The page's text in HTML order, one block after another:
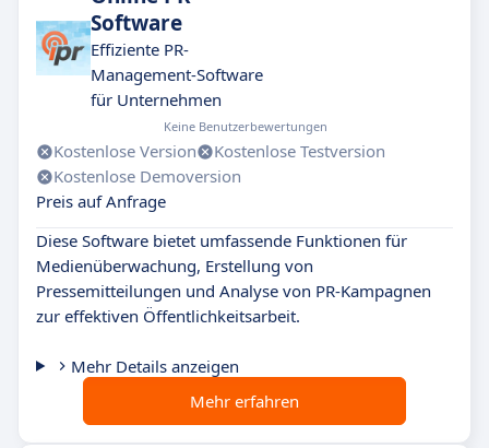
Software
Effiziente PR-
Management-Software
für Unternehmen
Keine Benutzerbewertungen
Kostenlose Version
Kostenlose Testversion
Kostenlose Demoversion
Preis auf Anfrage
Diese Software bietet umfassende Funktionen für
Medienüberwachung, Erstellung von
Pressemitteilungen und Analyse von PR-Kampagnen
zur effektiven Öffentlichkeitsarbeit.
Mehr Details anzeigen
Mehr erfahren